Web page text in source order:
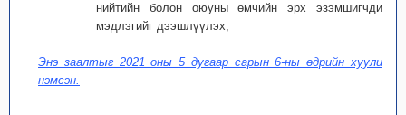
нийтийн болон оюуны өмчийн эрх эзэмшигчдийн
мэдлэгийг дээшлүүлэх;
Энэ заалтыг 2021 оны 5 дугаар сарын 6-ны өдрийн хуулиар
нэмсэн.